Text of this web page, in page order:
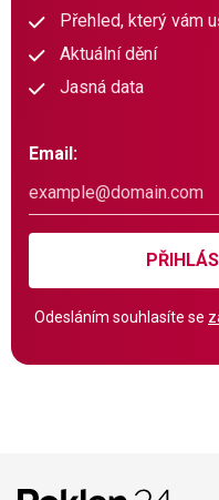
Přehled, který vám
Aktuální dění
Jasná data
Email:
Odesláním souhlasíte se